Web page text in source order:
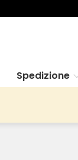
Spedizione